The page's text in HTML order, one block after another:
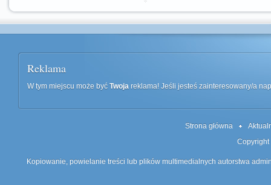
Reklama
W tym miejscu może być Twoja reklama! Jeśli jesteś zainteresowany/a
Strona główna
Kopiowanie, powielanie treści lub plików multimedialnych autorstwa